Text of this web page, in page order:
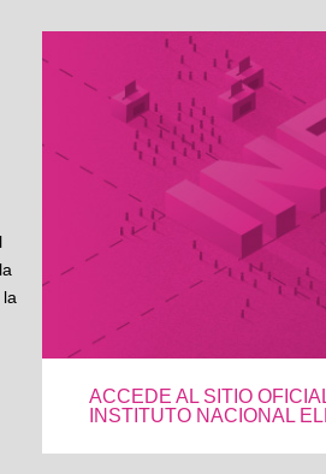
ACCEDE AL SITIO
INSTITUTO NACIONAL